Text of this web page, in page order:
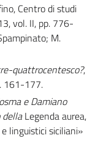
Centro di studi
vol. II, pp. 776-
M.
quattrocentesco?,
161-177.
e Damiano
dellaLegenda aurea,
linguistici siciliani»